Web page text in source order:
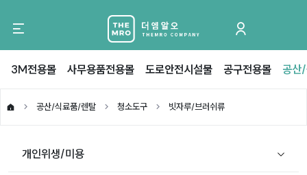
3M전용몰 사무용품전용몰 도로안전시설물 공구전용몰 공산
공산/식료품/렌탈 청소도구 빗자루/브러쉬류
개인위생/미용